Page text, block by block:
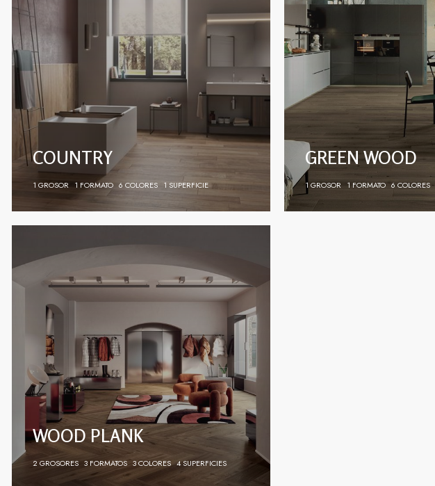
COUNTRY
1 GROSOR 1 FORMATO 6 COLORES 1 SUPERFICIE
GREEN WOOD
1 GROSOR 1 FORMATO 6 COLORES
WOOD PLANK
2 GROSORES 3 FORMATOS 3 COLORES 4 SUPERFICIES